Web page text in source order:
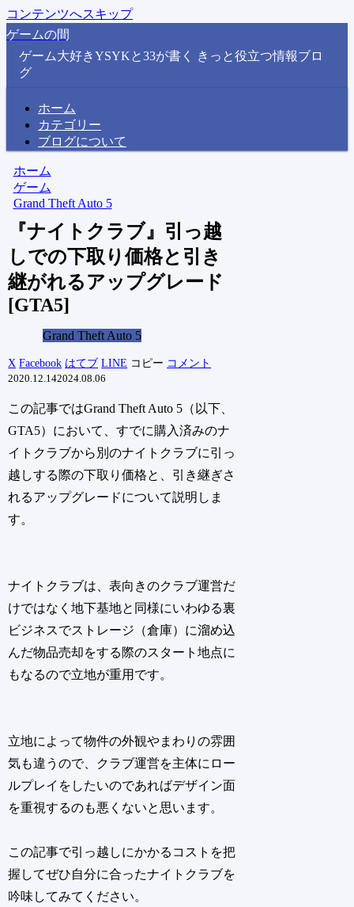
コンテンツへスキップ
ゲームの間
ゲーム大好きYSYKと33が書く きっと役立つ情報ブロ
グ
ホーム
カテゴリー
ブログについて
ホーム
ゲーム
Grand Theft Auto 5
『ナイトクラブ』引っ越
しでの下取り価格と引き
継がれるアップグレード
[GTA5]
Grand Theft Auto 5
X Facebook はてブ LINE コピー コメント
2020.12.142024.08.06
この記事ではGrand Theft Auto 5（以下、
GTA5）において、すでに購入済みのナ
イトクラブから別のナイトクラブに引っ
越しする際の下取り価格と、引き継ぎさ
れるアップグレードについて説明しま
す。
ナイトクラブは、表向きのクラブ運営だ
けではなく地下基地と同様にいわゆる裏
ビジネスでストレージ（倉庫）に溜め込
んだ物品売却をする際のスタート地点に
もなるので立地が重用です。
立地によって物件の外観やまわりの雰囲
気も違うので、クラブ運営を主体にロー
ルプレイをしたいのであればデザイン面
を重視するのも悪くないと思います。
この記事で引っ越しにかかるコストを把
握してぜひ自分に合ったナイトクラブを
吟味してみてください。